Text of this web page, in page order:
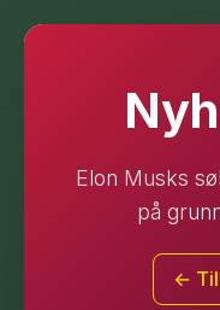
Elon Musks
på
←